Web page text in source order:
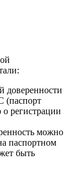
доверенности
(паспорт
о регистрации
можно
паспортном
быть